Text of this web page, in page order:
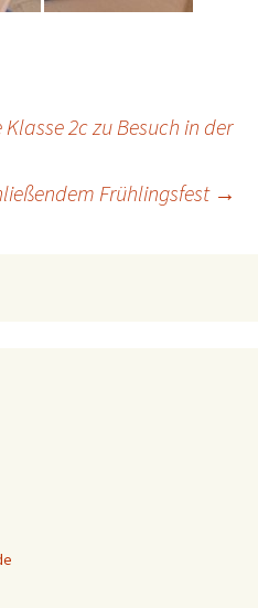
2c zu Besuch in der
Frühlingsfest →